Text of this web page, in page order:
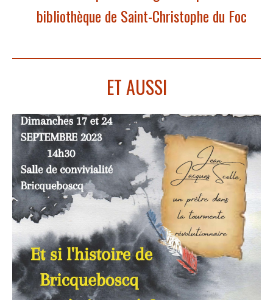
bibliothèque de Saint-Christophe du Foc
ET AUSSI